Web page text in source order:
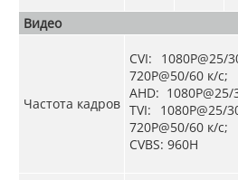
Видео
Частота кадров
CVI:
720P@50/60 к/с;
AHD:
TVI: 1080P@25/
720P@50/60 к/с;
CVBS: 960H